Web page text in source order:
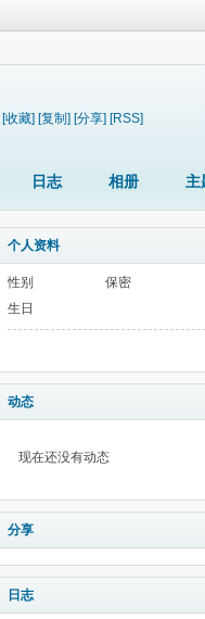
[收藏] [复制] [分享] [RSS]
日志 相册 主
个人资料
性别
保密
生日
动态
现在还没有动态
分享
日志